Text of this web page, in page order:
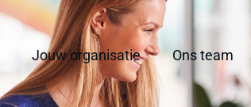
Jouw organisatie Ons team